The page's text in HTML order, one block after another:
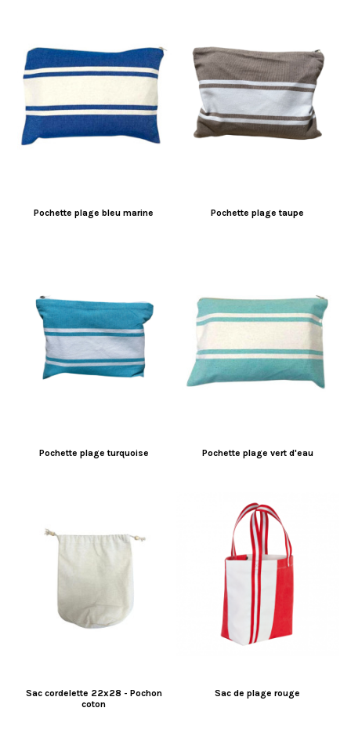
Pochette plage bleu marine Pochette plage taupe
Pochette plage turquoise Pochette plage vert d'eau
Sac cordelette 22x28 - Pochon
coton
Sac de plage rouge